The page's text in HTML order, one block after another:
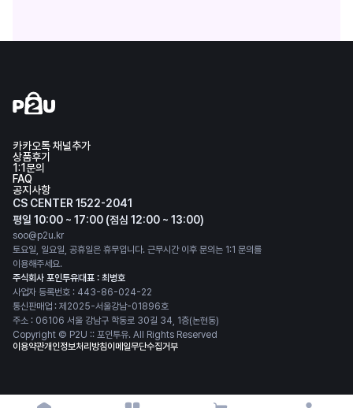
카카오톡 채널추가
상품후기
1:1문의
FAQ
공지사항
CS CENTER 1522-2041
평일 10:00 ~ 17:00 (점심 12:00 ~ 13:00)
soo@p2u.kr
토요일, 일요일, 공휴일은 휴무입니다. 근무시간 이후 문의는 1:1 문의를
이용해주세요.
주식회사 포인투유대표 : 최병호
사업자 등록번호 : 443-86-024-22
통신판매업 : 제2025-서울강남-01896호
주소 : 06106 서울 강남구 학동로 30길 34, 1층(논현동)
Copyright © P2U :: 포인투유. All Rights Reserved
이용약관개인정보처리방침이메일무단수집거부